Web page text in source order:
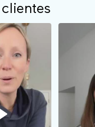
clientes